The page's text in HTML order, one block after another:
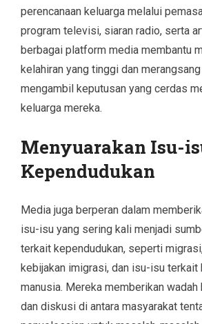
perencanaan keluarga melalui
program televisi, siaran radio, serta
berbagai platform media membantu
kelahiran yang tinggi dan
mengambil keputusan yang cerdas
keluarga mereka.
Menyuarakan Isu-
Kependudukan
Media juga berperan dalam
isu-isu yang sering kali menjadi
terkait kependudukan, seperti
kebijakan imigrasi, dan isu-isu terkait
manusia. Mereka memberikan
dan diskusi di antara masyarakat